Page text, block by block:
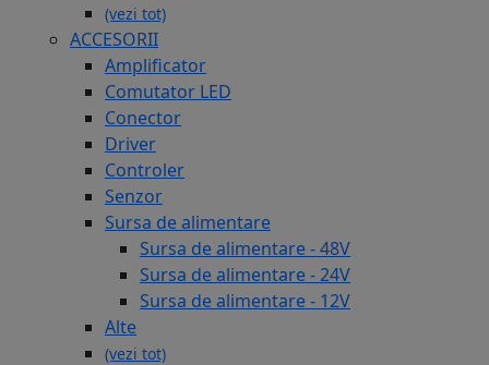
(vezi tot)
ACCESORII
Amplificator
Comutator LED
Conector
Driver
Controler
Senzor
Sursa de alimentare
Sursa de alimentare - 48V
Sursa de alimentare - 24V
Sursa de alimentare - 12V
Alte
(vezi tot)